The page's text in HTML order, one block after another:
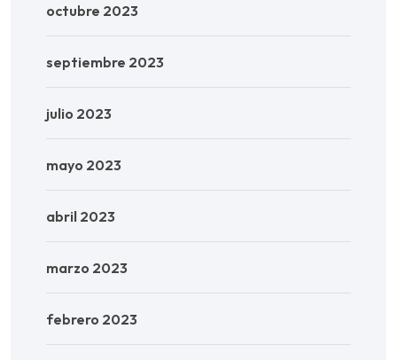
octubre 2023
septiembre 2023
julio 2023
mayo 2023
abril 2023
marzo 2023
febrero 2023